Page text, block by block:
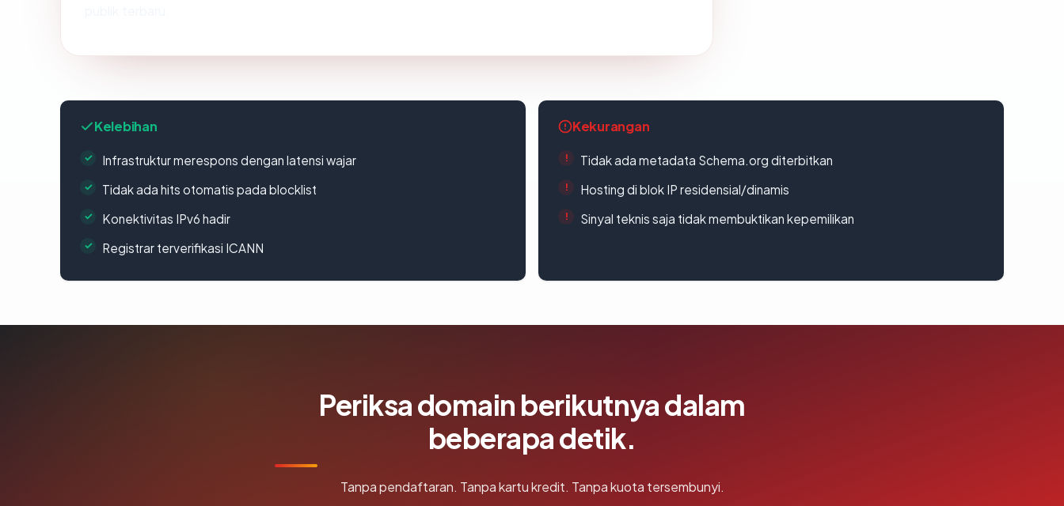
Kelebihan
Infrastruktur merespons dengan latensi wajar
Tidak ada hits otomatis pada blocklist
Konektivitas IPv6 hadir
Registrar terverifikasi ICANN
Kekurangan
Tidak ada metadata Schema.org diterbitkan
Hosting di blok IP residensial/dinamis
Sinyal teknis saja tidak membuktikan kepemilikan
Periksa domain berikutnya dalam
beberapa detik.
Tanpa pendaftaran. Tanpa kartu kredit. Tanpa kuota tersembunyi.